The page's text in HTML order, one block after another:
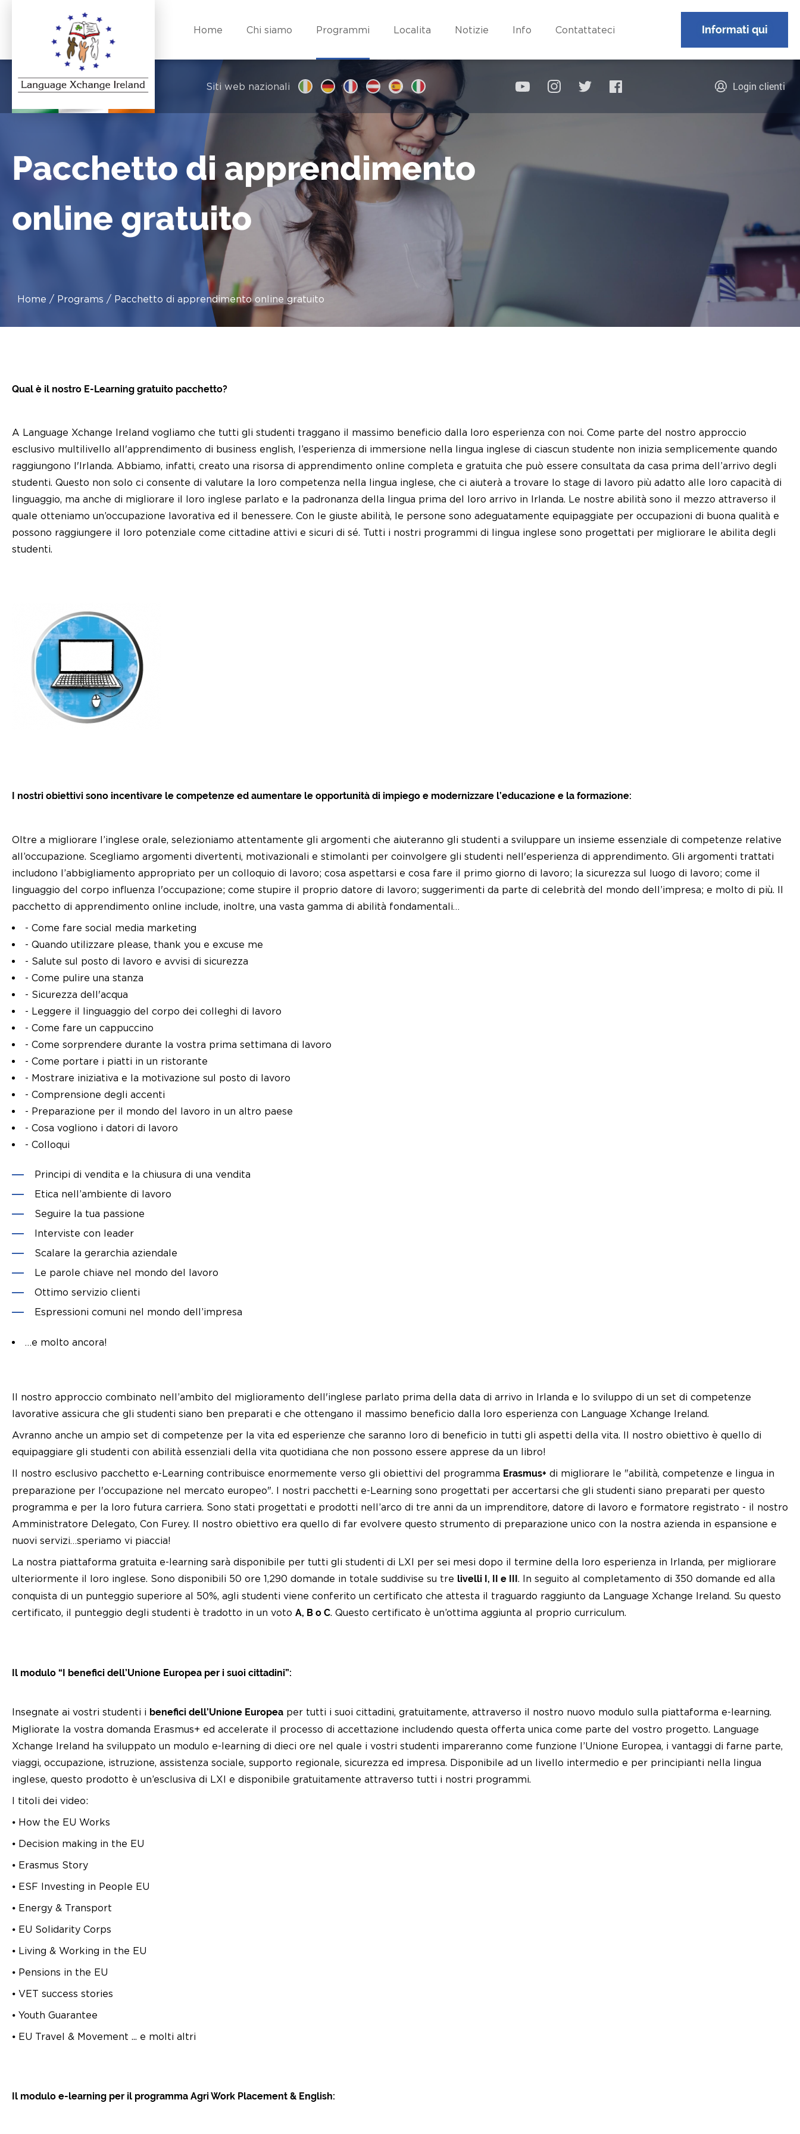
Home Chi siamo Programmi Localita Notizie Info Contattateci Informati qui
Siti web nazionali Login clienti
Pacchetto di apprendimento
online gratuito
Home Programs Pacchetto di apprendimento online gratuito
Qual è il nostro E-Learning gratuito pacchetto?
A Language Xchange Ireland vogliamo che tutti gli studenti traggano il massimo beneficio dalla loro esperienza con noi. Come parte del nostro approccio
esclusivo multilivello all'apprendimento di business english, l’esperienza di immersione nella lingua inglese di ciascun studente non inizia semplicemente quando
raggiungono l'Irlanda. Abbiamo, infatti, creato una risorsa di apprendimento online completa e gratuita che può essere consultata da casa prima dell’arrivo degli
studenti. Questo non solo ci consente di valutare la loro competenza nella lingua inglese, che ci aiuterà a trovare lo stage di lavoro più adatto alle loro capacità di
linguaggio, ma anche di migliorare il loro inglese parlato e la padronanza della lingua prima del loro arrivo in Irlanda. Le nostre abilità sono il mezzo attraverso il
quale otteniamo un’occupazione lavorativa ed il benessere. Con le giuste abilità, le persone sono adeguatamente equipaggiate per occupazioni di buona qualità e
possono raggiungere il loro potenziale come cittadine attivi e sicuri di sé. Tutti i nostri programmi di lingua inglese sono progettati per migliorare le abilita degli
studenti.
I nostri obiettivi sono incentivare le competenze ed aumentare le opportunità di impiego e modernizzare l’educazione e la formazione:
Oltre a migliorare l’inglese orale, selezioniamo attentamente gli argomenti che aiuteranno gli studenti a sviluppare un insieme essenziale di competenze relative
all’occupazione. Scegliamo argomenti divertenti, motivazionali e stimolanti per coinvolgere gli studenti nell'esperienza di apprendimento. Gli argomenti trattati
includono l’abbigliamento appropriato per un colloquio di lavoro; cosa aspettarsi e cosa fare il primo giorno di lavoro; la sicurezza sul luogo di lavoro; come il
linguaggio del corpo influenza l'occupazione; come stupire il proprio datore di lavoro; suggerimenti da parte di celebrità del mondo dell’impresa; e molto di più. Il
pacchetto di apprendimento online include, inoltre, una vasta gamma di abilità fondamentali…
- Come fare social media marketing
- Quando utilizzare please, thank you e excuse me
- Salute sul posto di lavoro e avvisi di sicurezza
- Come pulire una stanza
- Sicurezza dell'acqua
- Leggere il linguaggio del corpo dei colleghi di lavoro
- Come fare un cappuccino
- Come sorprendere durante la vostra prima settimana di lavoro
- Come portare i piatti in un ristorante
- Mostrare iniziativa e la motivazione sul posto di lavoro
- Comprensione degli accenti
- Preparazione per il mondo del lavoro in un altro paese
- Cosa vogliono i datori di lavoro
- Colloqui
Principi di vendita e la chiusura di una vendita
Etica nell’ambiente di lavoro
Seguire la tua passione
Interviste con leader
Scalare la gerarchia aziendale
Le parole chiave nel mondo del lavoro
Ottimo servizio clienti
Espressioni comuni nel mondo dell’impresa
…e molto ancora!
Il nostro approccio combinato nell’ambito del miglioramento dell'inglese parlato prima della data di arrivo in Irlanda e lo sviluppo di un set di competenze
lavorative assicura che gli studenti siano ben preparati e che ottengano il massimo beneficio dalla loro esperienza con Language Xchange Ireland.
Avranno anche un ampio set di competenze per la vita ed esperienze che saranno loro di beneficio in tutti gli aspetti della vita. Il nostro obiettivo è quello di
equipaggiare gli studenti con abilità essenziali della vita quotidiana che non possono essere apprese da un libro!
Il nostro esclusivo pacchetto e-Learning contribuisce enormemente verso gli obiettivi del programma Erasmus+ di migliorare le "abilità, competenze e lingua in
preparazione per l'occupazione nel mercato europeo". I nostri pacchetti e-Learning sono progettati per accertarsi che gli studenti siano preparati per questo
programma e per la loro futura carriera. Sono stati progettati e prodotti nell’arco di tre anni da un imprenditore, datore di lavoro e formatore registrato - il nostro
Amministratore Delegato, Con Furey. Il nostro obiettivo era quello di far evolvere questo strumento di preparazione unico con la nostra azienda in espansione e
nuovi servizi…speriamo vi piaccia!
La nostra piattaforma gratuita e-learning sarà disponibile per tutti gli studenti di LXI per sei mesi dopo il termine della loro esperienza in Irlanda, per migliorare
ulteriormente il loro inglese. Sono disponibili 50 ore 1,290 domande in totale suddivise su tre livelli I, II e III. In seguito al completamento di 350 domande ed alla
conquista di un punteggio superiore al 50%, agli studenti viene conferito un certificato che attesta il traguardo raggiunto da Language Xchange Ireland. Su questo
certificato, il punteggio degli studenti è tradotto in un voto A, B o C. Questo certificato è un’ottima aggiunta al proprio curriculum.
Il modulo “I benefici dell’Unione Europea per i suoi cittadini”:
Insegnate ai vostri studenti i benefici dell’Unione Europea per tutti i suoi cittadini, gratuitamente, attraverso il nostro nuovo modulo sulla piattaforma e-learning.
Migliorate la vostra domanda Erasmus+ ed accelerate il processo di accettazione includendo questa offerta unica come parte del vostro progetto. Language
Xchange Ireland ha sviluppato un modulo e-learning di dieci ore nel quale i vostri studenti impareranno come funzione l’Unione Europea, i vantaggi di farne parte,
viaggi, occupazione, istruzione, assistenza sociale, supporto regionale, sicurezza ed impresa. Disponibile ad un livello intermedio e per principianti nella lingua
inglese, questo prodotto è un’esclusiva di LXI e disponibile gratuitamente attraverso tutti i nostri programmi.
I titoli dei video:
⦁ How the EU Works
⦁ Decision making in the EU
⦁ Erasmus Story
⦁ ESF Investing in People EU
⦁ Energy & Transport
⦁ EU Solidarity Corps
⦁ Living & Working in the EU
⦁ Pensions in the EU
⦁ VET success stories
⦁ Youth Guarantee
⦁ EU Travel & Movement ... e molti altri
Il modulo e-learning per il programma Agri Work Placement & English: